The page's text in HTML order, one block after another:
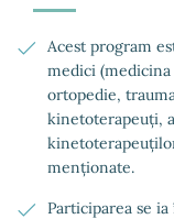
Acest program
medici
ortopedie,
kinetoterapeuți,
menționate.
Participarea se